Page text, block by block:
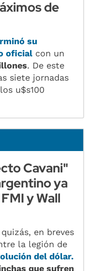
de
su
oficial con un
. De este
siete jornadas
u$s100
Cavani"
ya
y Wall
en breves
la legión de
del dólar.
que sufren